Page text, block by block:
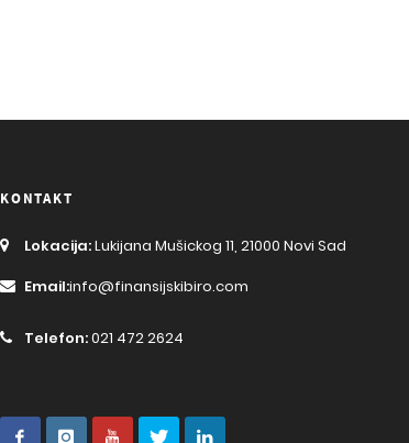
KONTAKT
Lokacija:Lukijana Mušickog 11, 21000 Novi Sad
Email:info@finansijskibiro.com
Telefon:021 472 2624